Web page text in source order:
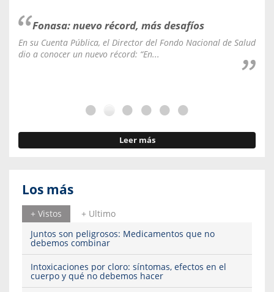
Fonasa: nuevo récord, más desafíos
En su Cuenta Pública, el Director del Fondo Nacional de Salud
dio a conocer un nuevo récord: “En...
Leer más
Los más
+ Vistos
+ Ultimo
Juntos son peligrosos: Medicamentos que no
debemos combinar
Intoxicaciones por cloro: síntomas, efectos en el
cuerpo y qué no debemos hacer